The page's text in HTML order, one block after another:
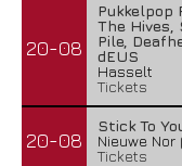
20-08
Pukkelpop
The Hives,
Pile,
dEUS
Hasselt
Tickets
20-08
Stick To
Nieuwe Nor
Tickets